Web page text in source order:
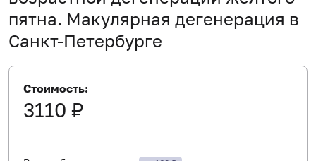
пятна. Макулярная дегенерация в
Санкт-Петербурге
Стоимость:
3110 ₽